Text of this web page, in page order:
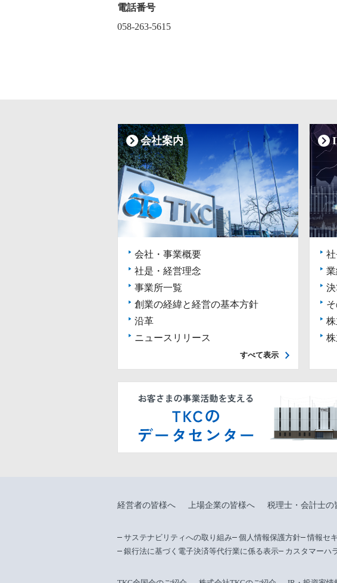
電話番号
058-263-5615
会社案内
会社・事業概要
社是・経営理念
事業所一覧
創業の経緯と経営の基本方針
沿革
ニュースリリース
すべて表示
経営者の皆様へ 上場企業の皆様へ 税理士・会計士の
サステナビリティへの取り組み 個人情報保護方針 情報セ
銀行法に基づく電子決済等代行業に係る表示
カスタマーハ